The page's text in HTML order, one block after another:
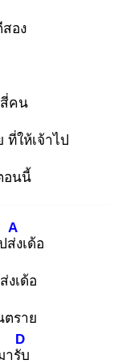
อง
คน
ให้เจ้าไป
อนนี้
ส่ง
A
เด้อ
งเด้อ
ราย
ารับ
D